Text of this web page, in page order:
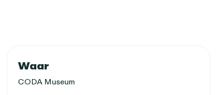
Praktische informatie
Waar
CODA Museum